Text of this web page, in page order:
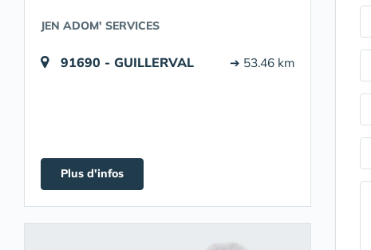
JEN ADOM' SERVICES
91690 - GUILLERVAL ➔ 53.46 km
Plus d'infos